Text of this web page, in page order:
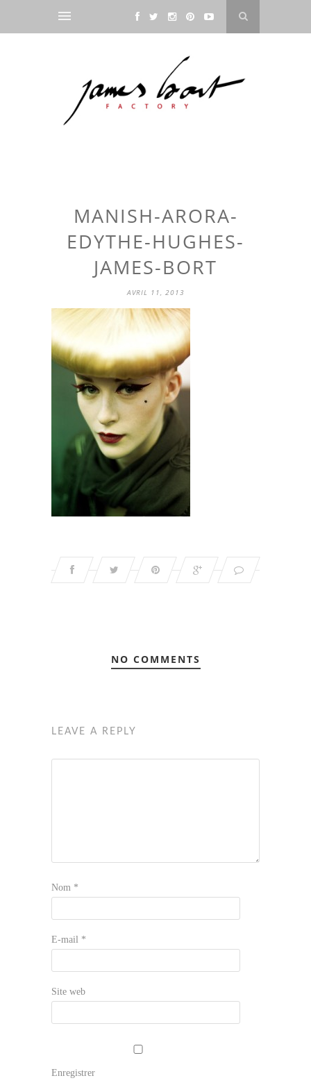
MANISH-ARORA-
EDYTHE-HUGHES-
JAMES-BORT
AVRIL 11, 2013
NO COMMENTS
LEAVE A REPLY
Nom *
E-mail *
Site web
Enregistrer